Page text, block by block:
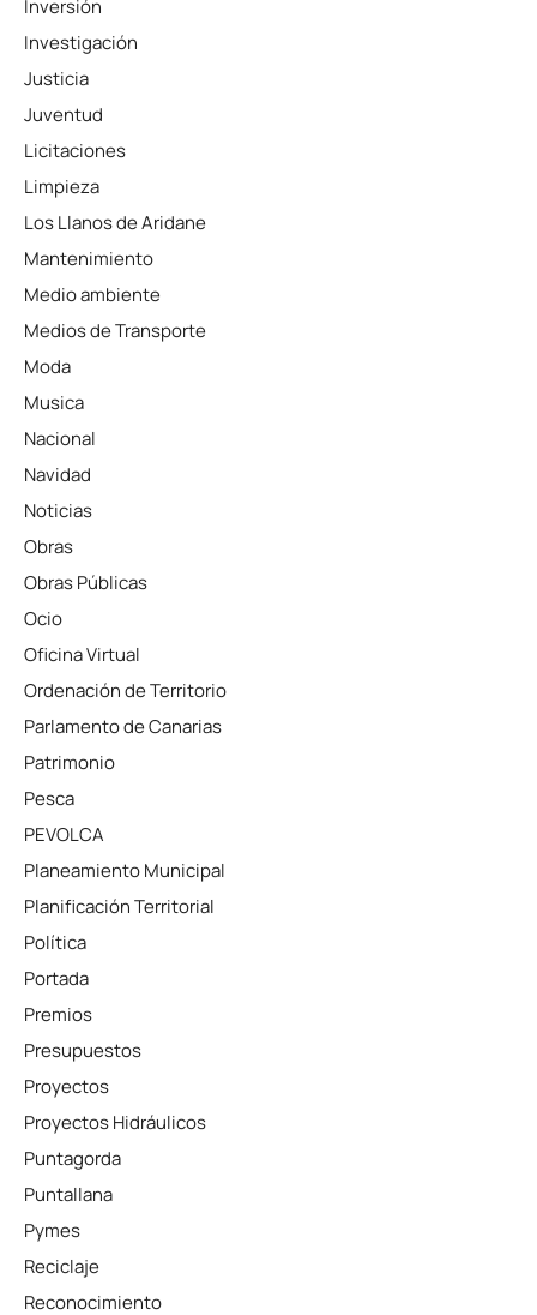
Inversión
Investigación
Justicia
Juventud
Licitaciones
Limpieza
Los Llanos de Aridane
Mantenimiento
Medio ambiente
Medios de Transporte
Moda
Musica
Nacional
Navidad
Noticias
Obras
Obras Públicas
Ocio
Oficina Virtual
Ordenación de Territorio
Parlamento de Canarias
Patrimonio
Pesca
PEVOLCA
Planeamiento Municipal
Planificación Territorial
Política
Portada
Premios
Presupuestos
Proyectos
Proyectos Hidráulicos
Puntagorda
Puntallana
Pymes
Reciclaje
Reconocimiento